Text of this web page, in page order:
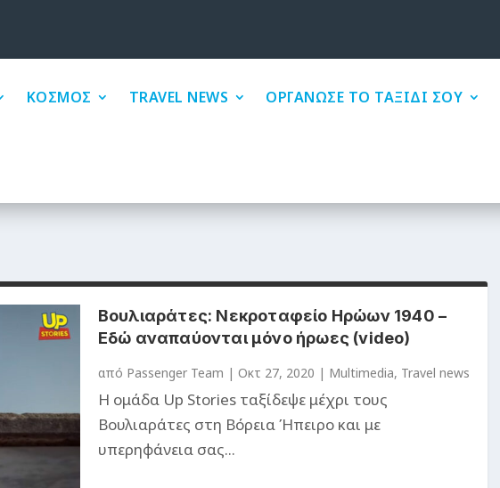
ΚΟΣΜΟΣ TRAVEL NEWS ΟΡΓΑΝΩΣΕ ΤΟ ΤΑΞΙΔΙ ΣΟΥ
Βουλιαράτες: Νεκροταφείο Ηρώων 1940 –
Εδώ αναπαύονται μόνο ήρωες (video)
από Passenger Team | Οκτ 27, 2020 | Multimedia, Travel news
Η ομάδα Up Stories ταξίδεψε μέχρι τους
Βουλιαράτες στη Βόρεια Ήπειρο και με
υπερηφάνεια σας...